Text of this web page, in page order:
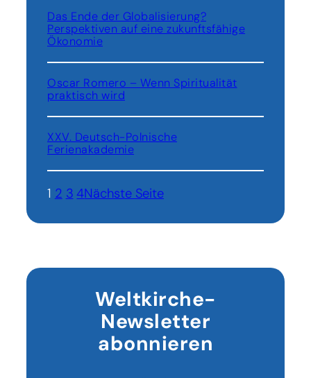
Das Ende der Globalisierung?
Perspektiven auf eine zukunftsfähige
Ökonomie
Oscar Romero – Wenn Spiritualität
praktisch wird
XXV. Deutsch-Polnische
Ferienakademie
1 2 3 4Nächste Seite
Weltkirche-
Newsletter
abonnieren